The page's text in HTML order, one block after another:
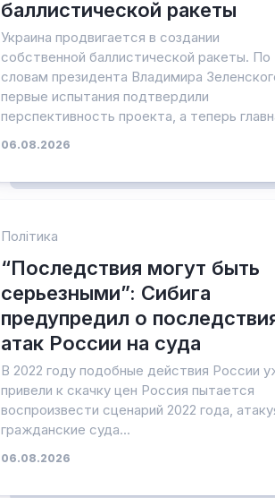
баллистической ракеты
Украина продвигается в создании
собственной баллистической ракеты. По
словам президента Владимира
первые испытания подтвердили
перспективность проекта, а теперь
06.08.2026
Політика
“Последствия могут быть
серьезными”: Сибига
предупредил о
атак России на суда
В 2022 году подобные действия России
привели к скачку цен Россия пытается
воспроизвести сценарий 2022 года,
гражданские суда...
06.08.2026